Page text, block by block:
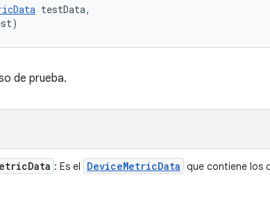
testData,
de prueba.
Data : Es el DeviceMetricData que contiene los